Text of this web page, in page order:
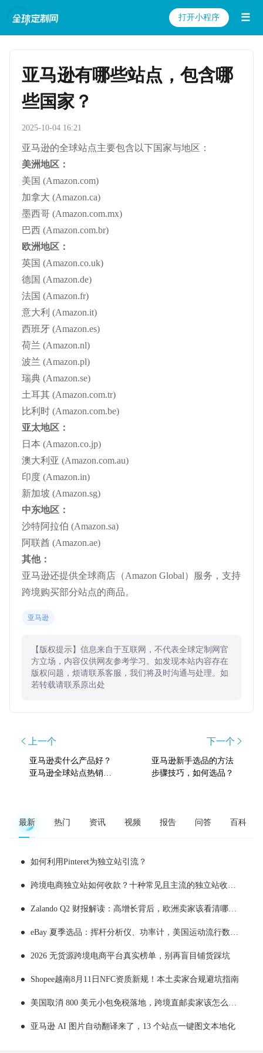
打开小程序 ☰
亚马逊有哪些站点，包含哪
些国家？
2025-10-04 16:21
亚马逊的全球站点主要包含以下国家与地区：
美洲地区：
美国 (Amazon.com)
加拿大 (Amazon.ca)
墨西哥 (Amazon.com.mx)
巴西 (Amazon.com.br)
欧洲地区：
英国 (Amazon.co.uk)
德国 (Amazon.de)
法国 (Amazon.fr)
意大利 (Amazon.it)
西班牙 (Amazon.es)
荷兰 (Amazon.nl)
波兰 (Amazon.pl)
瑞典 (Amazon.se)
土耳其 (Amazon.com.tr)
比利时 (Amazon.com.be)
亚太地区：
日本 (Amazon.co.jp)
澳大利亚 (Amazon.com.au)
印度 (Amazon.in)
新加坡 (Amazon.sg)
中东地区：
沙特阿拉伯 (Amazon.sa)
阿联酋 (Amazon.ae)
其他：
亚马逊还提供全球商店（Amazon Global）服务，支持
跨境购买部分站点的商品。
亚马逊
【版权提示】信息来自于互联网，不代表全球定制网官
方立场，内容仅供网友参考学习。如发现本站内容存在
版权问题，烦请联系客服，我们将及时沟通与处理。如
若转载请联系原出处
上一个
亚马逊卖什么产品好？
亚马逊全球站点热销品
下一个
亚马逊新手选品的方法
步骤技巧，如何选品？
最新 热门 资讯 视频 报告 问答 百科
如何利用Pinteret为独立站引流？
跨境电商独立站如何收款？十种常见且主流的独立站收款工具推荐
Zalando Q2 财报解读：高增长背后，欧洲卖家该看清哪些现实
eBay 夏季选品：挥杆分析仪、功率计，美国运动流行数据化消费
2026 无货源跨境电商平台真实榜单，别再盲目铺货踩坑
Shopee越南8月11日NFC资质新规！本土卖家合规避坑指南
美国取消 800 美元小包免税落地，跨境直邮卖家该怎么应对
亚马逊 AI 图片自动翻译来了，13 个站点一键图文本地化